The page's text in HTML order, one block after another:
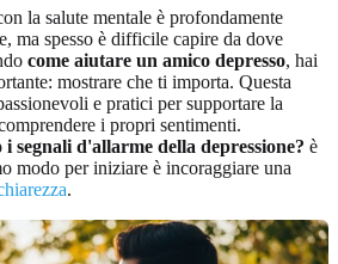
la salute mentale è profondamente
ma spesso è difficile capire da dove
come aiutare un amico depresso, hai
mostrare che ti importa. Questa
e pratici per supportare la
i propri sentimenti.
i segnali d'allarme della depressione? è
modo per iniziare è incoraggiare una
.